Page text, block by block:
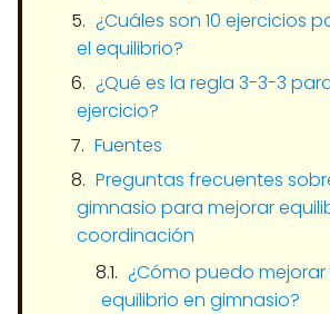
¿Cuáles son 10 ejercicios
el equilibrio?
¿Qué es la regla 3-3-3
ejercicio?
Fuentes
Preguntas frecuentes
gimnasio para mejorar
coordinación
¿Cómo puedo mejorar
equilibrio en gimnasio?